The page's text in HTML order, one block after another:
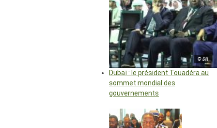
© DR
Dubaï : le président Touadéra au
sommet mondial des
gouvernements